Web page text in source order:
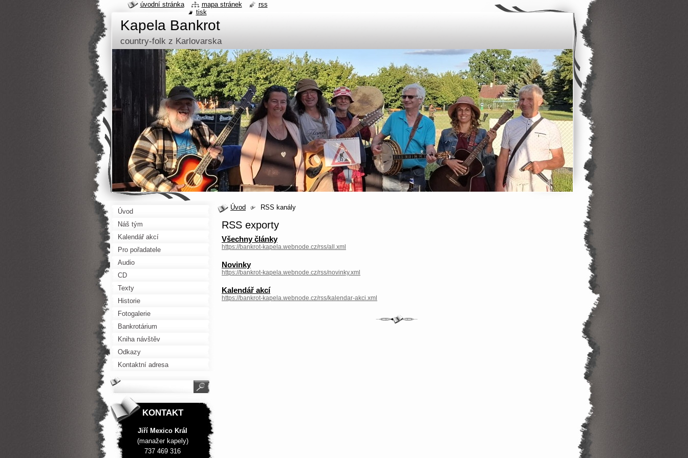
Kapela Bankrot
country-folk z Karlovarska
Úvod RSS kanály
RSS exporty
Všechny články
https://bankrot-kapela.webnode.cz/rss/all.xml
Novinky
https://bankrot-kapela.webnode.cz/rss/novinky.xml
Kalendář akcí
https://bankrot-kapela.webnode.cz/rss/kalendar-akci.xml
Úvod
Náš tým
Kalendář akcí
Pro pořadatele
Audio
CD
Texty
Historie
Fotogalerie
Bankrotárium
Kniha návštěv
Odkazy
Kontaktní adresa
KONTAKT
Jiří Mexico Král
(manažer kapely)
737 469 316
úvodní stránka mapa stránek
rss
tisk